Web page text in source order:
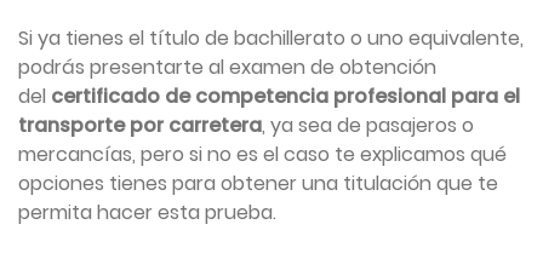
Si ya tienes el título de bachillerato o uno equivalente,
podrás presentarte al examen de obtención
del certificado de competencia profesional para el
transporte por carretera, ya sea de pasajeros o
mercancías, pero si no es el caso te explicamos qué
opciones tienes para obtener una titulación que te
permita hacer esta prueba.